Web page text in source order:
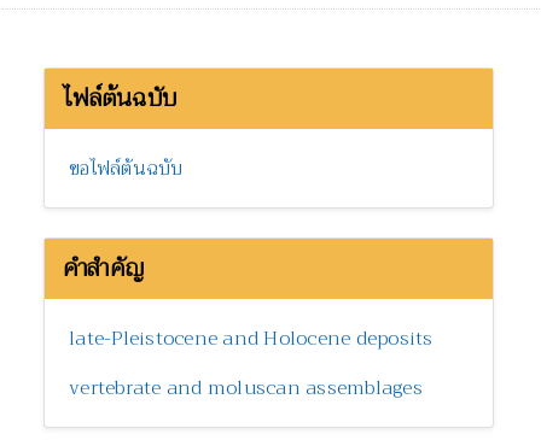
ไฟล์ต้นฉบับ
ขอไฟล์ต้นฉบับ
คำสำคัญ
late-Pleistocene and Holocene deposits
vertebrate and moluscan assemblages